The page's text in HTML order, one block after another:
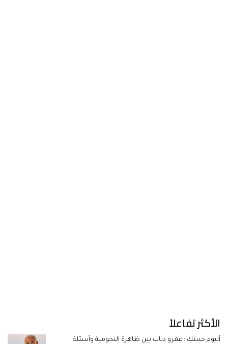
الأكثر تفاعلاً
ألبوم حبيتك : عمرو دياب بين ظاهرة النجومية وأسئلة